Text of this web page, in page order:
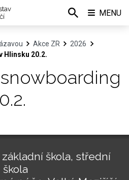
Akce ZR
2026
Hlinsku 20.2.
škola, střední
škola
MENU